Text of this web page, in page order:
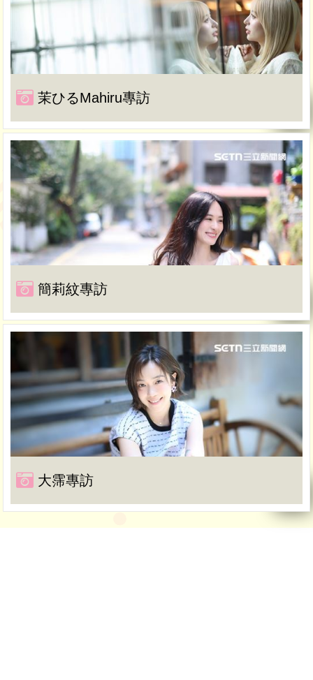
茉ひるMahiru專訪
簡莉紋專訪
大霈專訪